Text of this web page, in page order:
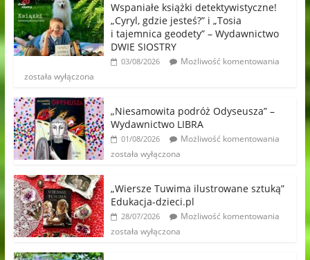
Wspaniałe książki detektywistyczne!
„Cyryl, gdzie jesteś?” i „Tosia
i tajemnica geodety” – Wydawnictwo
DWIE SIOSTRY
03/08/2026
Możliwość komentowania
została wyłączona
„Niesamowita podróż Odyseusza” –
Wydawnictwo LIBRA
01/08/2026
Możliwość komentowania
została wyłączona
„Wiersze Tuwima ilustrowane sztuką”
Edukacja-dzieci.pl
28/07/2026
Możliwość komentowania
została wyłączona